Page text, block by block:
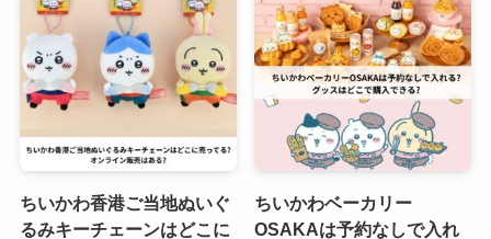
ちいかわ香港ご当地ぬいぐ
るみキーチェーンはどこに
ちいかわベーカリー
OSAKAは予約なしで入れ